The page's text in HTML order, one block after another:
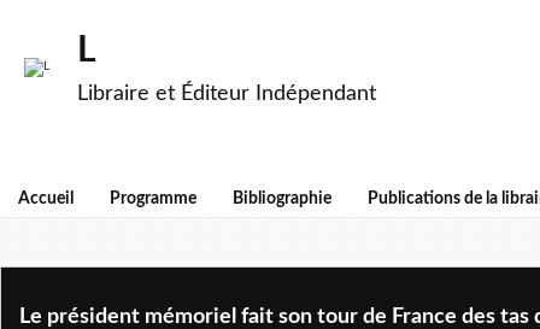
L
Libraire et Éditeur Indépendant
Accueil Programme Bibliographie Publications de la
Le président mémoriel fait son tour de France des tas